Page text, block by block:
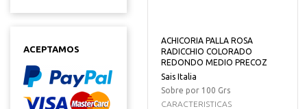
ACEPTAMOS
ACHICORIA PALLA ROSA
RADICCHIO COLORADO
REDONDO MEDIO PRECOZ
Sais Italia
Sobre por 100 Grs
CARACTERISTICAS